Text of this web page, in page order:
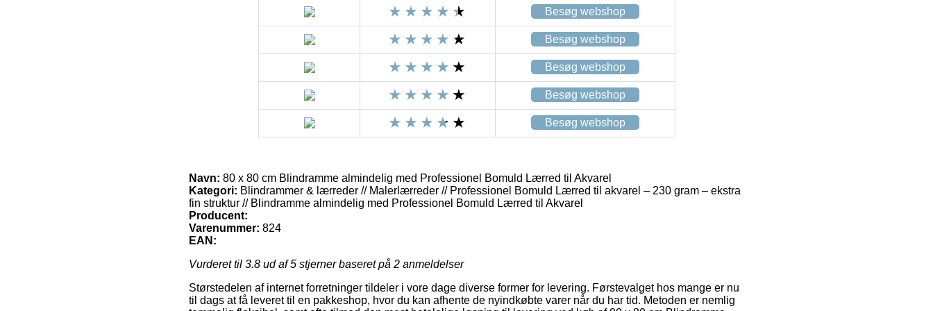
Besøg webshop
Besøg webshop
Besøg webshop
Besøg webshop
Besøg webshop
Navn: 80 x 80 cm Blindramme almindelig med Professionel Bomuld Lærred til Akvarel
Kategori: Blindrammer & lærreder // Malerlærreder // Professionel Bomuld Lærred til akvarel – 230 gram – ekstra
fin struktur // Blindramme almindelig med Professionel Bomuld Lærred til Akvarel
Producent:
Varenummer: 824
EAN:
Vurderet til 3.8 ud af 5 stjerner baseret på 2 anmeldelser
Størstedelen af internet forretninger tildeler i vore dage diverse former for levering. Førstevalget hos mange er nu
til dags at få leveret til en pakkeshop, hvor du kan afhente de nyindkøbte varer når du har tid. Metoden er nemlig